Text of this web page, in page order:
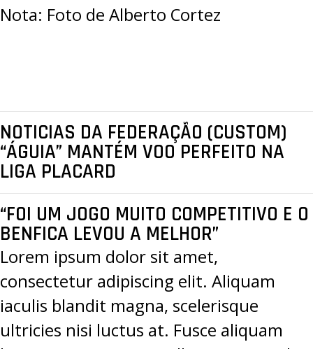
Nota: Foto de Alberto Cortez
NOTICIAS DA FEDERAÇÃO (CUSTOM)
“ÁGUIA” MANTÉM VOO PERFEITO NA
LIGA PLACARD
“FOI UM JOGO MUITO COMPETITIVO E O
BENFICA LEVOU A MELHOR”
Lorem ipsum dolor sit amet,
consectetur adipiscing elit. Aliquam
iaculis blandit magna, scelerisque
ultricies nisi luctus at. Fusce aliquam